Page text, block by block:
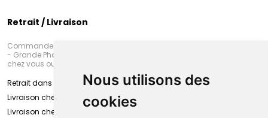
Nous utilisons des
cookies
Retrait / Livraison
Commandez en ligne et venez chercher votre commande à Amiens
- Grande Pharmacie d’Amiens (Fachon) ou recevez-là rapidement
chez vous ou en point retrait
Retrait dans la pharmacie d’Amiens
Livraison chez vous
Livraison chez votre commerçant